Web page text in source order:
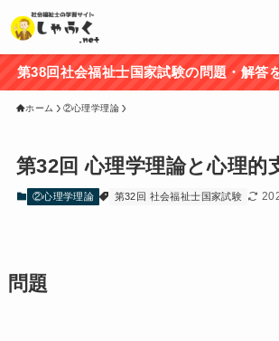
回社会福祉士国家試験の問題・解答を公
ホーム ②心理学理論
第32回 心理学理論と心理的
②心理学理論 第32回 社会福祉士国家試験
問題